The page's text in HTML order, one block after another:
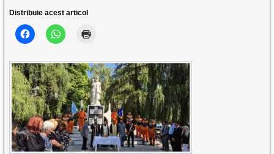
Distribuie acest articol